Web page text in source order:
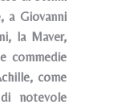
a Giovanni
la Maver,
commedie
come
notevole